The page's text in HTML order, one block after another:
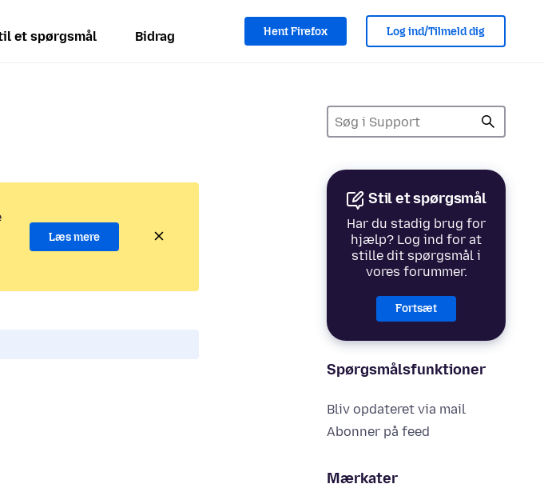
et spørgsmål Bidrag Hent Firefox Log ind/Tilmeld dig
Stil et spørgsmål
Har du stadig brug for
hjælp? Log ind for at
stille dit spørgsmål i
vores forummer.
Fortsæt
Spørgsmålsfunktioner
Bliv opdateret via mail
Abonner på feed
Mærkater
Læs mere